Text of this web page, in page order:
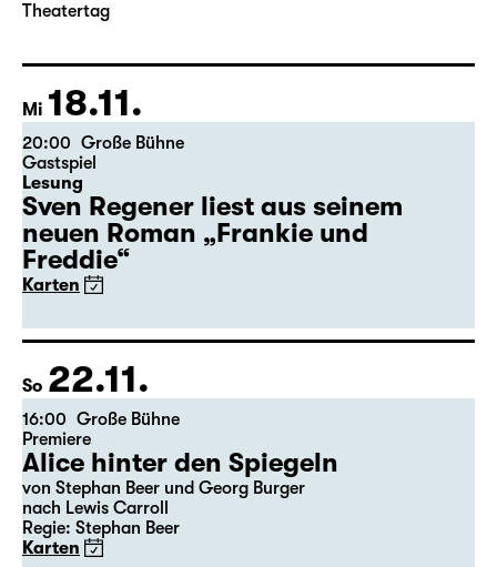
Theatertag
Mi 18.11.
20:00 Große Bühne
Gastspiel
Lesung
Sven Regener liest aus seinem
neuen Roman „Frankie und
Freddie“
Karten
So 22.11.
16:00 Große Bühne
Premiere
Alice hinter den Spiegeln
von Stephan Beer und Georg Burger
nach Lewis Carroll
Regie: Stephan Beer
Karten